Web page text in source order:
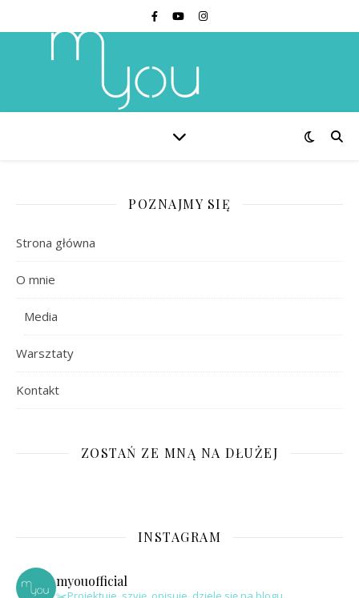
POZNAJMY SIĘ
Strona główna
O mnie
Media
Warsztaty
Kontakt
ZOSTAŃ ZE MNĄ NA DŁUŻEJ
INSTAGRAM
myouofficial